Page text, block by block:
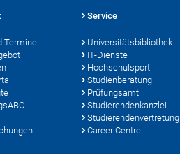
Termine
Service
Universitätsbibliothek
IT-Dienste
Hochschulsport
Studienberatung
Prüfungsamt
Studierendenkanzlei
Studierendenvertretung
Career Centre